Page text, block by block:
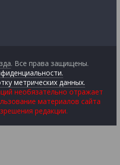
. Все права защищены.
метрических данных.
необязательно отражает
материалов сайта
редакции.